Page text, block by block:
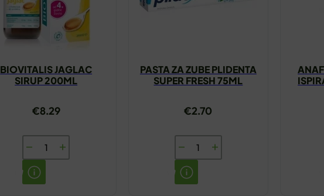
BIOVITALIS JAGLAC
SIRUP 200ML
€8.29
BIOVITALIS
JAGLAC
SIRUP
PASTA ZA ZUBE PLIDENTA
SUPER FRESH 75ML
€2.70
PASTA
ZA
ZUBE